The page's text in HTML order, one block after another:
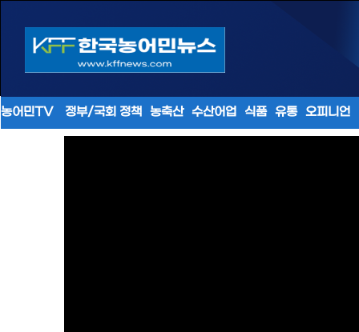
농어민TV 정부/국회 정책 농축산 수산어업 식품 유통 오피니언